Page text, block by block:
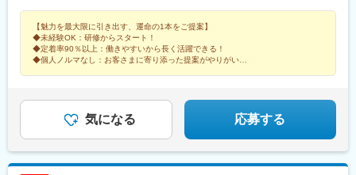
流が盛んです！ （関東エリア）＜募集店舗一覧＞■東北秋田、福
島■関東東京、神奈川、千葉、埼玉、茨城、栃木■中部静岡、愛
知、岐阜、三重■北陸石川、富山、新潟■関西大阪、兵庫■中国・
四国岡山、島根■九州福岡、宮崎、長崎、佐賀、熊本、大分、鹿児
馬総社駅、佐賀駅、虹ノ松原駅、浦和駅、さいたま新都心駅、大
宮駅(埼玉県)、浦和美園駅、南浦和駅、藤の牛島駅、小手指駅、所
沢駅、志木駅、ふかや花園駅、西川口駅、越谷レイクタウン駅、
北戸田駅、戸田公園駅、新三郷駅、朝霞駅、武蔵藤沢駅、鶴瀬
鹿児島中央駅前駅、羽後本荘駅、亀田駅、伊勢原駅、新綱島駅、
横浜駅、たまプラーザ駅、ゆめが丘駅、京急鶴見駅、鴨居駅、海
老名駅(相鉄・小田急)、大船駅、平塚駅、汐入駅、みなとみらい
社歴5年
【魅力を最大限に引き出す、運命の1本をご提案】
◆未経験OK：研修からスタート！
◆定着率90％以上：働きやすいから長く活躍できる！
◆個人ノルマなし：お客さまに寄り添った提案がやりがいに
気になる 応募する